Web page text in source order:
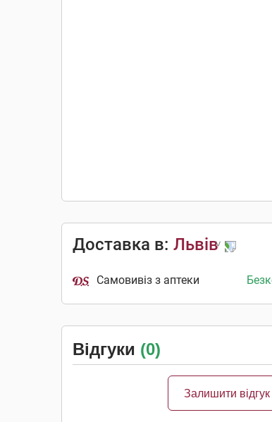
Доставка в: Львів
Самовивіз з аптеки
Відгуки (0)
Залишити відгук